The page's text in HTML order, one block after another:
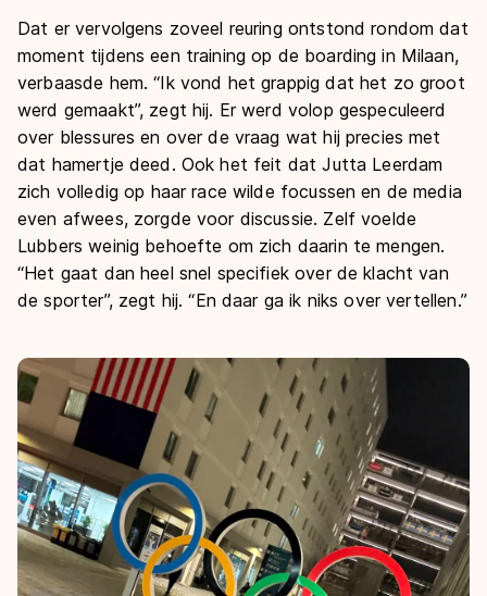
Dat er vervolgens zoveel reuring ontstond rondom dat
moment tijdens een training op de boarding in Milaan,
verbaasde hem. “Ik vond het grappig dat het zo groot
werd gemaakt”, zegt hij. Er werd volop gespeculeerd
over blessures en over de vraag wat hij precies met
dat hamertje deed. Ook het feit dat Jutta Leerdam
zich volledig op haar race wilde focussen en de media
even afwees, zorgde voor discussie. Zelf voelde
Lubbers weinig behoefte om zich daarin te mengen.
“Het gaat dan heel snel specifiek over de klacht van
de sporter”, zegt hij. “En daar ga ik niks over vertellen.”